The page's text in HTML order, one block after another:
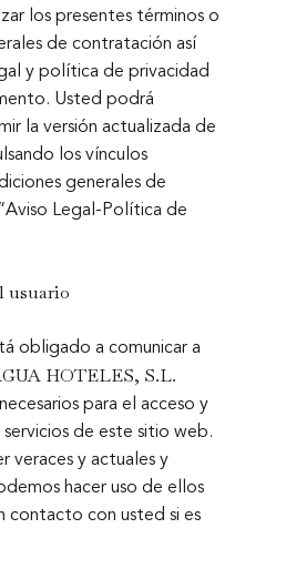
los presentes términos o
de contratación así
y política de privacidad
Usted podrá
la versión actualizada de
los vínculos
generales de
Legal-Política de
usuario
obligado a comunicar a
HOTELES, S.L.
para el acceso y
de este sitio web.
veraces y actuales y
hacer uso de ellos
contacto con usted si es